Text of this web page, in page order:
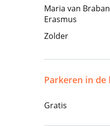
Maria van
Erasmus
Zolder
Parkeren in
Gratis